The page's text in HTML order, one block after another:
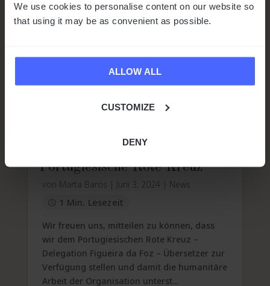
We use cookies to personalise content on our website so
that using it may be as convenient as possible.
ALLOW ALL
CUSTOMIZE
DENY
Portugiesische Rote Kreuz
von Marta Baros | Juni 3, 2024 | News
1 Min. Lesezeit
Wir freuen uns, mitteilen zu können, dass
wir dem Portugiesischen Rote Kreuz –
Delegation Figueira da Foz – Übersetzer zur
Verfügung stellen und damit die humanitäre
Arbeit der Organisation unterst...